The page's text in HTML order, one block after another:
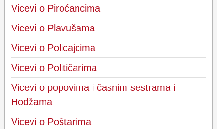
Vicevi o Piroćancima
Vicevi o Plavušama
Vicevi o Policajcima
Vicevi o Političarima
Vicevi o popovima i časnim sestrama i
Hodžama
Vicevi o Poštarima